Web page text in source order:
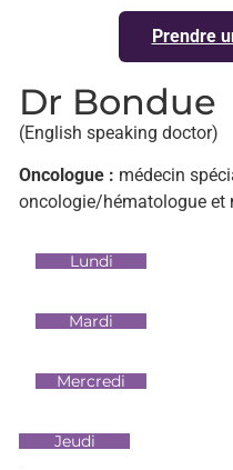
Prendre
Dr Bondue
(English speaking doctor)
Oncologue : médecin
oncologie/hématologue et
Lundi
Mardi
Mercredi
Jeudi